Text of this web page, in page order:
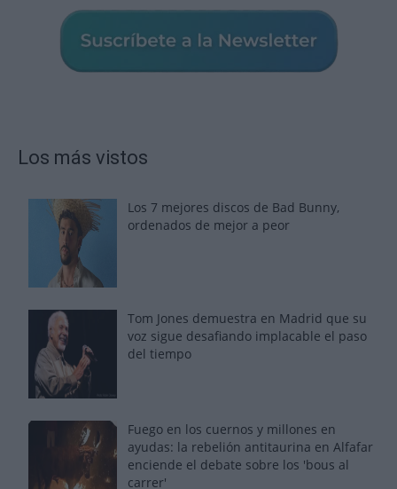
Los más vistos
Los 7 mejores discos de Bad Bunny,
ordenados de mejor a peor
Tom Jones demuestra en Madrid que su
voz sigue desafiando implacable el paso
del tiempo
Fuego en los cuernos y millones en
ayudas: la rebelión antitaurina en Alfafar
enciende el debate sobre los 'bous al
carrer'